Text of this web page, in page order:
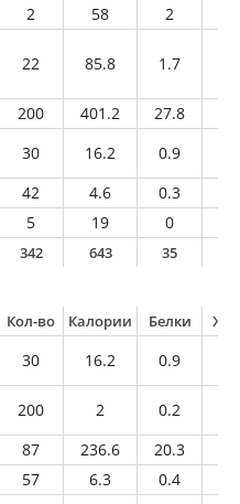
2 58 2
22 85.8 1.7
200 401.2 27.8
30 16.2 0.9
42 4.6 0.3
5 19 0
342 643 35
Кол-во Калории Белки
30 16.2 0.9
200 2 0.2
87 236.6 20.3
57 6.3 0.4